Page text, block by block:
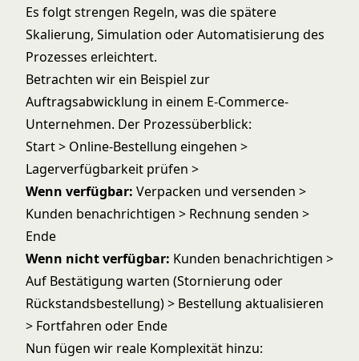
Es folgt strengen Regeln, was die spätere
Skalierung, Simulation oder Automatisierung des
Prozesses erleichtert.
Betrachten wir ein Beispiel zur
Auftragsabwicklung in einem E-Commerce-
Unternehmen. Der Prozessüberblick:
Start > Online-Bestellung eingehen >
Lagerverfügbarkeit prüfen >
Wenn verfügbar: Verpacken und versenden >
Kunden benachrichtigen > Rechnung senden >
Ende
Wenn nicht verfügbar: Kunden benachrichtigen >
Auf Bestätigung warten (Stornierung oder
Rückstandsbestellung) > Bestellung aktualisieren
> Fortfahren oder Ende
Nun fügen wir reale Komplexität hinzu: